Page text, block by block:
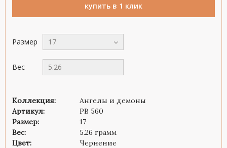
купить в 1 клик
Размер 17
Вес 5.26
Коллекция:
Ангелы и демоны
Артикул:
PB 560
Размер:
17
Вес:
5.26 грамм
Цвет:
Чернение